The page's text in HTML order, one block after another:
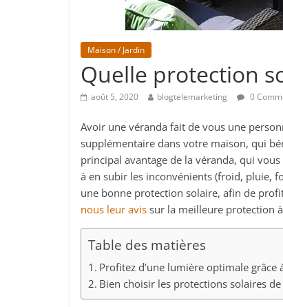
Maison / Jardin
Quelle protection
août 5, 2020 blogtelemarketing 0
Avoir une véranda fait de vous une
supplémentaire dans votre maison, qui
principal avantage de la véranda, qui
à en subir les inconvénients (froid, pluie,
une bonne protection solaire, afin de
nous leur avis sur la meilleure protection
Table des matières
Profitez d’une lumière optimale grâce
Bien choisir les protections solaires